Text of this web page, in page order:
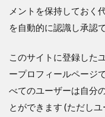
メントを保持しておく
を自動的に認識し承認
このサイトに登録した
ープロフィールページ
べてのユーザーは自分
とができます (ただし